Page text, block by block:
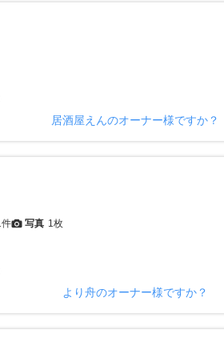
居酒屋えんのオーナー様ですか？
件 写真 1枚
より舟のオーナー様ですか？